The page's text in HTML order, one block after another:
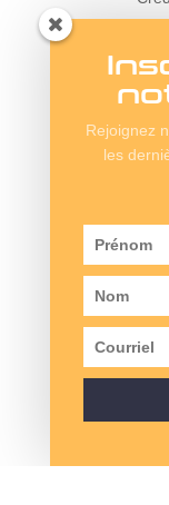
De
certains
détails
bois de noyer.
devenu plus
Automobile
Connolly et un
Jaguar a
fermée avec un
des
Rejoignez
les